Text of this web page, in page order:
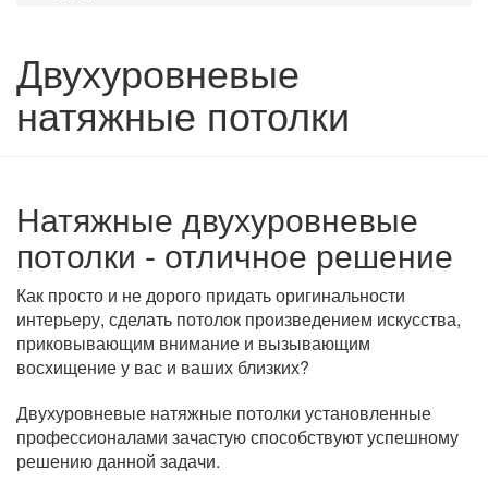
Двухуровневые
натяжные потолки
Натяжные двухуровневые
потолки - отличное решение
Как просто и не дорого придать оригинальности
интерьеру, сделать потолок произведением искусства,
приковывающим внимание и вызывающим
восхищение у вас и ваших близких?
Двухуровневые натяжные потолки установленные
профессионалами зачастую способствуют успешному
решению данной задачи.